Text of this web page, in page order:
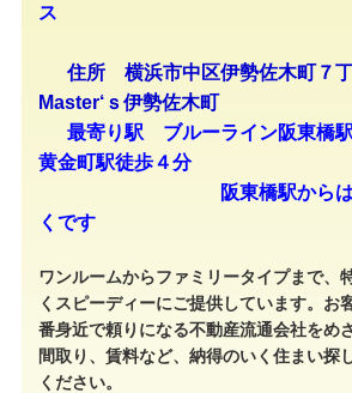
住所 横浜市中区伊勢佐木町７
Master‘ｓ伊勢佐木町
最寄り駅 ブルーライン阪東橋
黄金町駅徒歩４分
阪東橋駅からは出口
くです
ワンルームからファミリータイプまで、
くスピーディーにご提供しています。お
番身近で頼りになる不動産流通会社をめ
間取り、賃料など、納得のいく住まい探
ください。